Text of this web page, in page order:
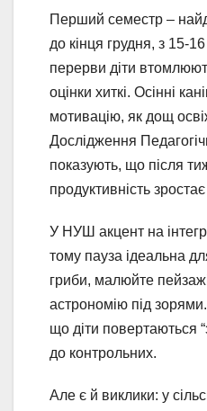
Перший семестр –
до кінця грудня, з 15-
перерви діти
оцінки хиткі. Осінні
мотивацію, як дощ
Дослідження
показують, що після
продуктивність
У НУШ акцент на
тому пауза ідеальна
гриби, малюйте
астрономію під
що діти повертаються
до контрольних.
Але є й виклики: у